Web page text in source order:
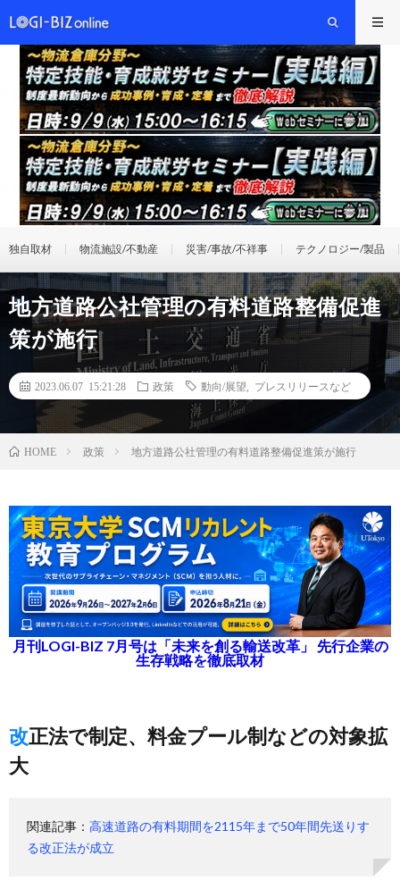
独自取材 物流施設/不動産 災害/事故/不祥事 テクノロジー/製品
地方道路公社管理の有料道路整備促進
策が施行
2023.06.07 15:21:28 政策 動向/展望 プレスリリースなど
HOME 政策 地方道路公社管理の有料道路整備促進策が施行
月刊LOGI-BIZ 7月号は「未来を創る輸送改革」 先行企業の
生存戦略を徹底取材
改正法で制定、料金プール制などの対象拡
大
関連記事： 高速道路の有料期間を2115年まで50年間先送りす
る改正法が成立